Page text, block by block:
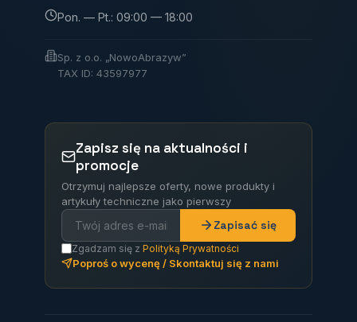
Pon. — Pt.: 09:00 — 18:00
Sp. z o.o. „NowoAbrazyw”
TAX ID: 43597977
Zapisz się na aktualności i
promocje
Otrzymuj najlepsze oferty, nowe produkty i
artykuły techniczne jako pierwszy
Zapisać się
Zgadzam się z Polityką Prywatności
Poproś o wycenę / Skontaktuj się z nami